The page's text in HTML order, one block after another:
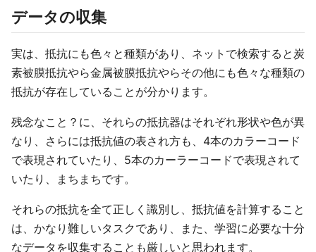
データの収集
実は、抵抗にも色々と種類があり、ネットで検索すると炭
素被膜抵抗やら金属被膜抵抗やらその他にも色々な種類の
抵抗が存在していることが分かります。
残念なこと？に、それらの抵抗器はそれぞれ形状や色が異
なり、さらには抵抗値の表され方も、4本のカラーコード
で表現されていたり、5本のカーラーコードで表現されて
いたり、まちまちです。
それらの抵抗を全て正しく識別し、抵抗値を計算すること
は、かなり難しいタスクであり、また、学習に必要な十分
なデータを収集することも厳しいと思われます。